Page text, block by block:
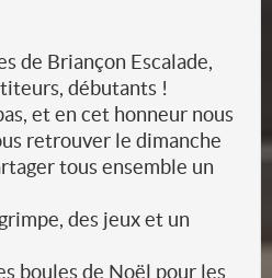
de Briançon Escalade,
débutants !
et en cet honneur nous
retrouver le dimanche
tous ensemble un
des jeux et un
boules de Noël pour les